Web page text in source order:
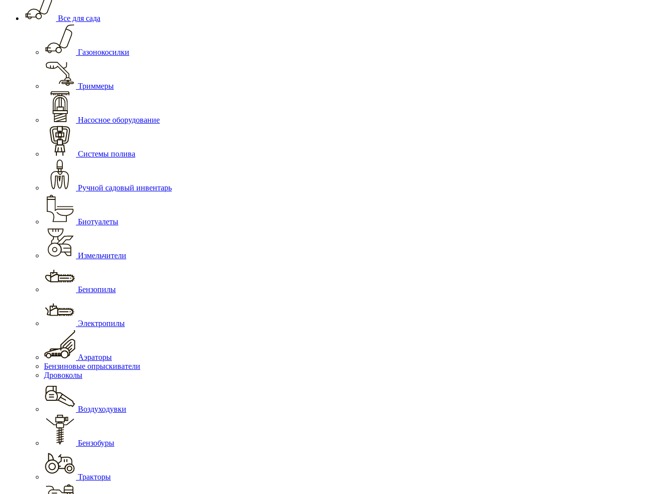
Все для сада
Газонокосилки
Триммеры
Насосное оборудование
Системы полива
Ручной садовый инвентарь
Биотуалеты
Измельчители
Бензопилы
Электропилы
Аэраторы
Бензиновые опрыскиватели
Дровоколы
Воздуходувки
Бензобуры
Тракторы